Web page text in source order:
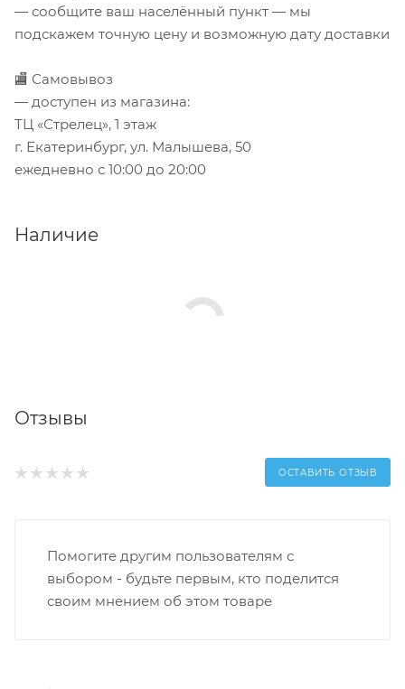
— сообщите ваш населённый пункт — мы
подскажем точную цену и возможную дату доставки
🏬 Самовывоз
— доступен из магазина:
ТЦ «Стрелец», 1 этаж
г. Екатеринбург, ул. Малышева, 50
ежедневно с 10:00 до 20:00
Наличие
Отзывы
ОСТАВИТЬ ОТЗЫВ
Помогите другим пользователям с
выбором - будьте первым, кто поделится
своим мнением об этом товаре